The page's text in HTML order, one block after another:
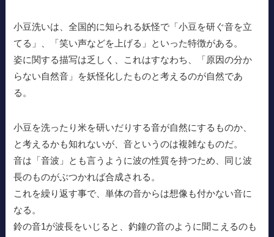
小豆洗いは、全国的に知られる妖怪で「小豆を研ぐ音を立
てる」、「笑い声などを上げる」といった特徴がある。
姿に関する描写は乏しく、これはすなわち、「原因の分か
らない自然音」を妖怪化したものと考えるのが自然であ
る。
小豆を洗ったり米を研いだりする音が自然にするものか、
と考えるかも知れないが、音というのは複雑なものだ。
音は「音波」とも言うように波の性質を持つため、同じ波
長のものがぶつかれば合成される。
これを繰り返す事で、単体の音からは想像も付かない音に
なる。
鈴の音1が波長をいじると、釣鐘の音のように聞こえるのも